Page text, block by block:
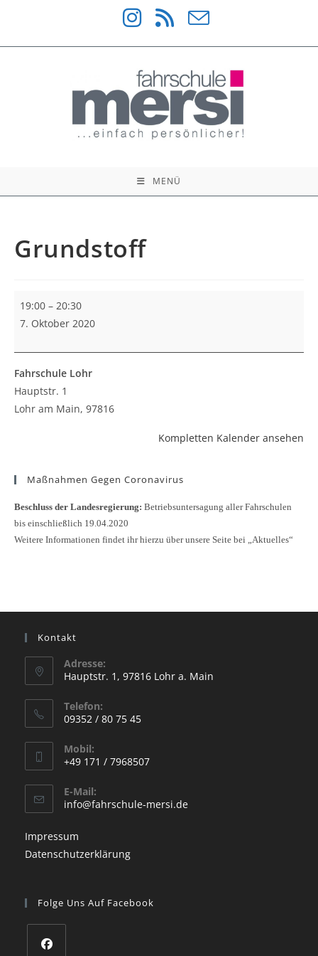
springen
MENÜ
Grundstoff
19:00 – 20:30
7. Oktober 2020
Fahrschule Lohr
Hauptstr. 1
Lohr am Main, 97816
Kompletten Kalender ansehen
Maßnahmen Gegen Coronavirus
Beschluss der Landesregierung: Betriebsuntersagung aller Fahrschulen
bis einschließlich 19.04.2020
Weitere Informationen findet ihr hierzu über unsere Seite bei „Aktuelles“
Kontakt
Adresse:
Hauptstr. 1, 97816 Lohr a. Main
in
a
new
tab
Telefon:
09352 / 80 75 45
in
your
application
Mobil:
+49 171 / 7968507
in
your
E-Mail:
info@fahrschule-mersi.deOpens
Impressum
Datenschutzerklärung
Folge Uns Auf Facebook